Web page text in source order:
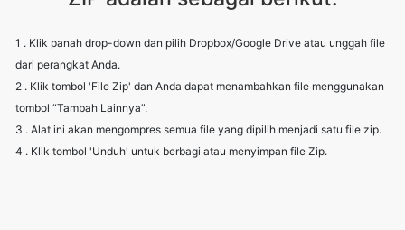
2 . Klik tombol 'File Zip' dan Anda dapat menambahkan file menggunakan
3 . Alat ini akan mengompres semua file yang dipilih menjadi satu file zip.
4 . Klik tombol 'Unduh' untuk berbagi atau menyimpan file Zip.